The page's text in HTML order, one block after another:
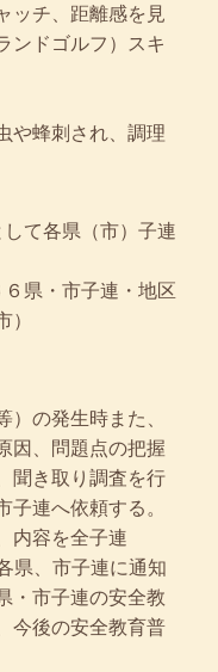
ッチ、距離感を見
ンドゴルフ）スキ
や蜂刺され、調理
て各県（市）子連
県・市子連・地区
の発生時また、
因、問題点の把握
聞き取り調査を行
連へ依頼する。
内容を全子連
県、市子連に通知
・市子連の安全教
今後の安全教育普